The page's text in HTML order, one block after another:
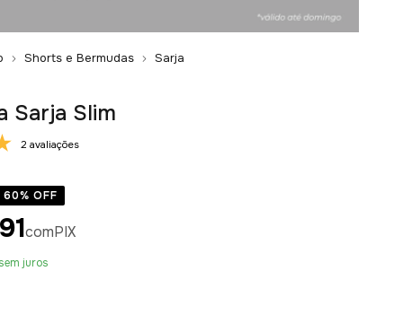
Shorts e Bermudas Sarja
Sarja Slim
2 avaliações
60% OFF
comPIX
sem juros